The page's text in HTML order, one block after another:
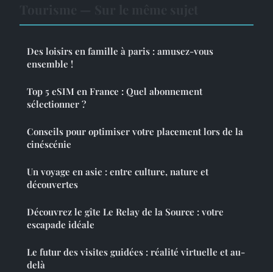
Des loisirs en famille à paris : amusez-vous
ensemble !
Top 5 eSIM en France : Quel abonnement
sélectionner ?
Conseils pour optimiser votre placement lors de la
cinéscénie
Un voyage en asie : entre culture, nature et
découvertes
Découvrez le gîte Le Relay de la Source : votre
escapade idéale
Le futur des visites guidées : réalité virtuelle et au-
delà